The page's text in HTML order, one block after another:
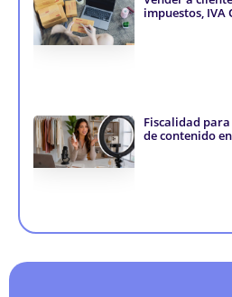
impuestos,
Fiscalidad
de contenido